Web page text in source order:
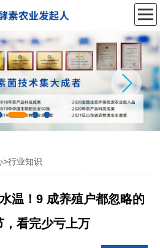
>行业知识
温！9 成养殖户都忽略的
，看完少亏上万